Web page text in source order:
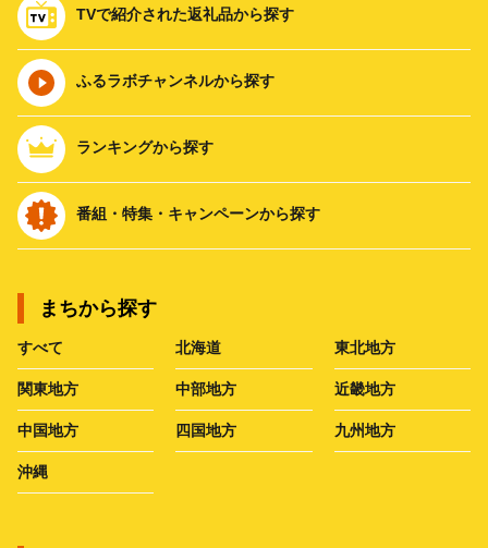
TVで紹介された返礼品から探す
ふるラボチャンネルから探す
ランキングから探す
番組・特集・キャンペーンから探す
まちから探す
すべて 北海道 東北地方
関東地方 中部地方 近畿地方
中国地方 四国地方 九州地方
沖縄